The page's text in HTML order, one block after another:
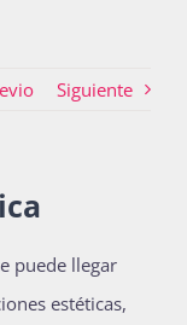
Siguiente
puede llegar
estéticas,